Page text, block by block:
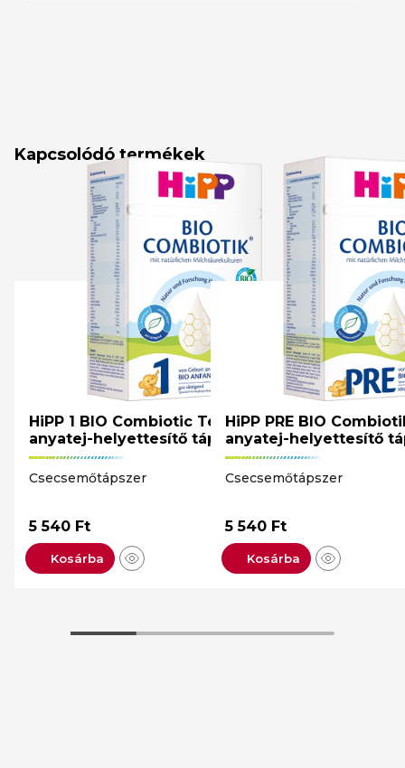
Kapcsolódó termékek
HiPP 1 BIO Combiotic Tejalapú
anyatej-helyettesítő tápszer
Csecsemőtápszer
5 540 Ft
Kosárba
HiPP PRE BIO
anyatej-helyettesítő
Csecsemőtápszer
5 540 Ft
Kosárba